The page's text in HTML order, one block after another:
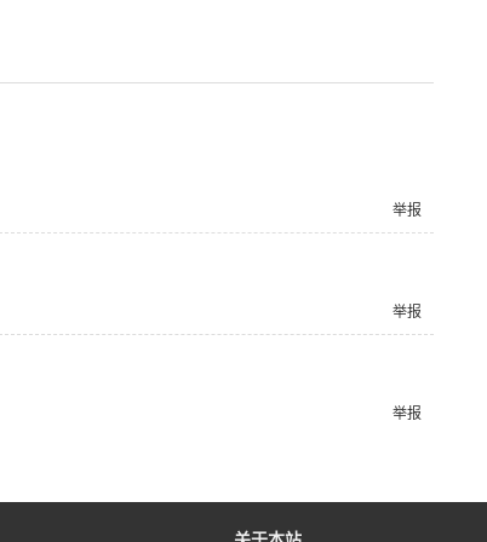
举报
举报
举报